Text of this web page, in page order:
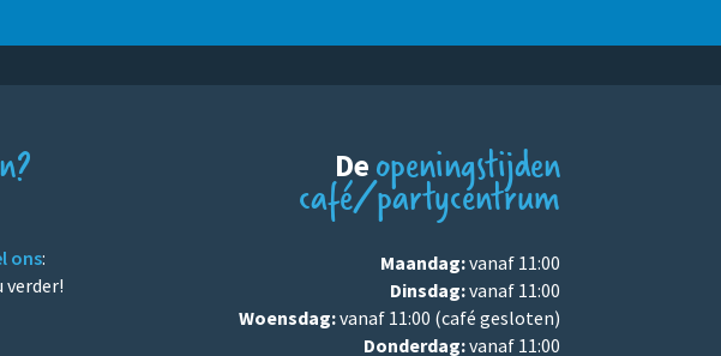
ons:
verder!
Deopeningstijden
café/partycentrum
Maandag:vanaf 11:00
Dinsdag:vanaf 11:00
Woensdag:vanaf 11:00 (café gesloten)
Donderdag:vanaf 11:00